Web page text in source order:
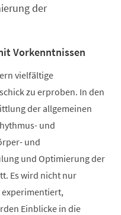
der
Vorkenntnissen
vielfältige
zu erproben. In den
der allgemeinen
und
und
und Optimierung der
Es wird nicht nur
experimentiert,
Einblicke in die